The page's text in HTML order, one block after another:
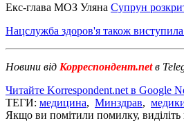
Екс-глава МОЗ Уляна Супрун
Нацслужба здоров'я також
Новини від Корреспондент.netв
Читайте Korrespondent.net в Google
ТЕГИ: медицина, Минздрав,
Якщо ви помітили помилку, виділіть